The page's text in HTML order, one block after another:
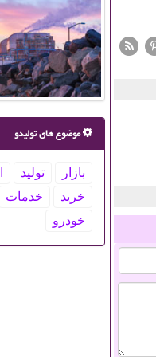
موضوع های تولیدو
بازار تولید
خرید
خدمات
خودرو